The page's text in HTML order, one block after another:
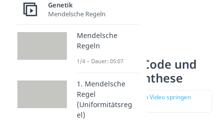
Genetischer Code und
Proteinbiosynthese
zur Stelle im Video springen
(00:22)
Genetik
Mendelsche Regeln
Mendelsche
Regeln
1/4 – Dauer: 05:07
1. Mendelsche
Regel
(Uniformitätsreg
el)